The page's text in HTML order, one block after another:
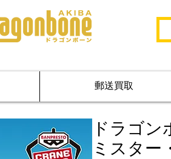
郵送買取
ドラゴン
ミスター